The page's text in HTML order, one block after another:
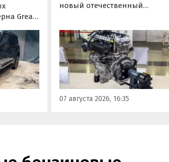
Great
H9,
(ОТТС).
новый отечественный
получивший индекс 414320.
Корреспонденту
«Автоновостей дня» удалось
лично ознакомиться с
новинкой на выставке
«Иннопром» в
07 августа 2026, 16:35